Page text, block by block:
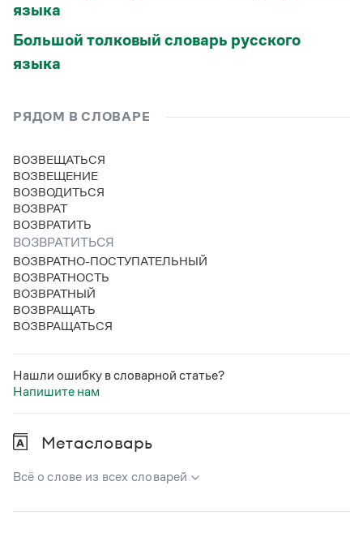
языка
Большой толковый словарь русского
языка
РЯДОМ В СЛОВАРЕ
ВОЗВЕЩАТЬСЯ
ВОЗВЕЩЕНИЕ
ВОЗВОДИТЬСЯ
ВОЗВРАТ
ВОЗВРАТИТЬ
ВОЗВРАТИТЬСЯ
ВОЗВРАТНО-ПОСТУПАТЕЛЬНЫЙ
ВОЗВРАТНОСТЬ
ВОЗВРАТНЫЙ
ВОЗВРАЩАТЬ
ВОЗВРАЩАТЬСЯ
Нашли ошибку в словарной статье?
Напишите нам
Метасловарь
Всё о слове из всех словарей
В метасловаре Грамоты в удобном виде собрана вся